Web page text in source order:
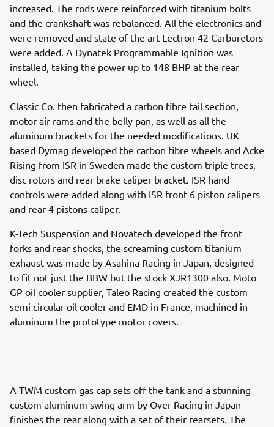
increased. The rods were reinforced with titanium bolts
and the crankshaft was rebalanced. All the electronics and
were removed and state of the art Lectron 42 Carburetors
were added. A Dynatek Programmable Ignition was
installed, taking the power up to 148 BHP at the rear
wheel.
Classic Co. then fabricated a carbon fibre tail section,
motor air rams and the belly pan, as well as all the
aluminum brackets for the needed modifications. UK
based Dymag developed the carbon fibre wheels and Acke
Rising from ISR in Sweden made the custom triple trees,
disc rotors and rear brake caliper bracket. ISR hand
controls were added along with ISR front 6 piston calipers
and rear 4 pistons caliper.
K-Tech Suspension and Novatech developed the front
forks and rear shocks, the screaming custom titanium
exhaust was made by Asahina Racing in Japan, designed
to fit not just the BBW but the stock XJR1300 also. Moto
GP oil cooler supplier, Taleo Racing created the custom
semi circular oil cooler and EMD in France, machined in
aluminum the prototype motor covers.
A TWM custom gas cap sets off the tank and a stunning
custom aluminum swing arm by Over Racing in Japan
finishes the rear along with a set of their rearsets. The